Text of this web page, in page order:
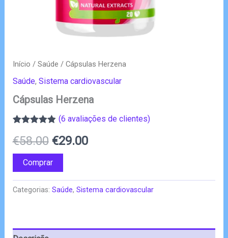
Início / Saúde / Cápsulas Herzena
Saúde, Sistema cardiovascular
Cápsulas Herzena
com4.83em
5 com base
em
classificações
de clientes
(6 avaliações de clientes)
€58.00 O
preço
original
€29.00O
atual
Comprar
Categorias: Saúde, Sistema cardiovascular